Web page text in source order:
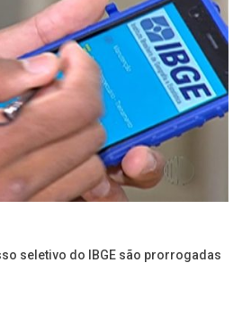
seletivo do IBGE são prorrogadas